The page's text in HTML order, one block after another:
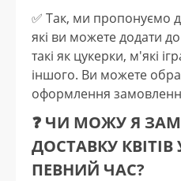
✅️ Так, ми пропонуємо
які ви можете додати
такі як цукерки, м'які
іншого. Ви можете
оформлення
❓ ЧИ МОЖУ Я
ДОСТАВКУ
ПЕВНИЙ ЧАС?